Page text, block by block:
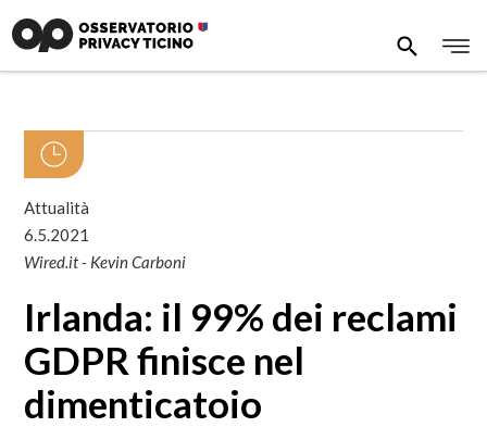
Attualità
6.5.2021
Wired.it - Kevin Carboni
Irlanda: il 99% dei reclami
GDPR finisce nel
dimenticatoio